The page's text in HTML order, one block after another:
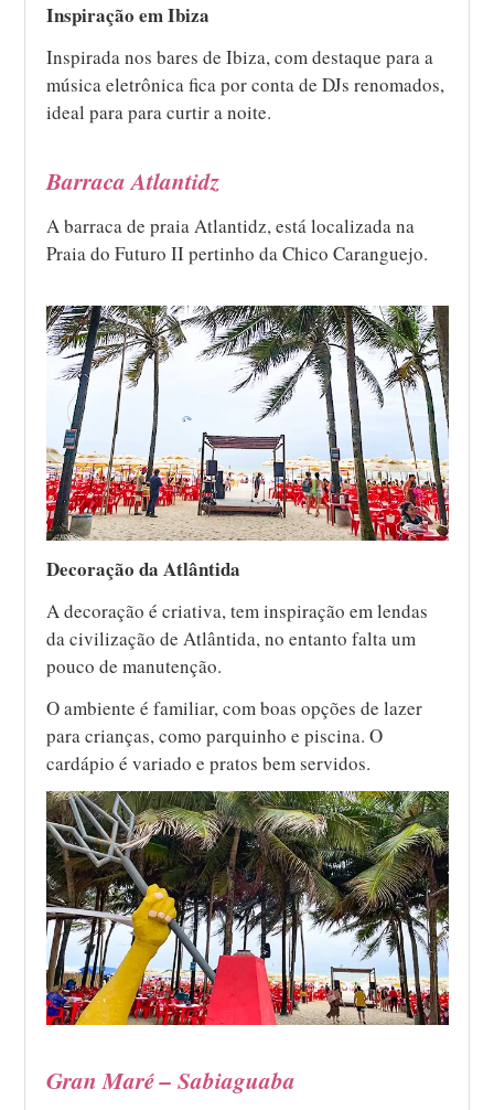
Inspiração em Ibiza
Inspirada nos bares de Ibiza, com destaque para a
música eletrônica fica por conta de DJs renomados,
ideal para para curtir a noite.
Barraca Atlantidz
A barraca de praia Atlantidz, está localizada na
Praia do Futuro II pertinho da Chico Caranguejo.
Decoração da Atlântida
A decoração é criativa, tem inspiração em lendas
da civilização de Atlântida, no entanto falta um
pouco de manutenção.
O ambiente é familiar, com boas opções de lazer
para crianças, como parquinho e piscina. O
cardápio é variado e pratos bem servidos.
Gran Maré – Sabiaguaba